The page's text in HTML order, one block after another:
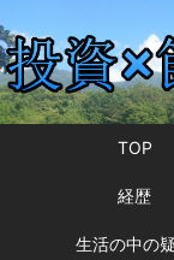
TOP
経歴
生活の中の